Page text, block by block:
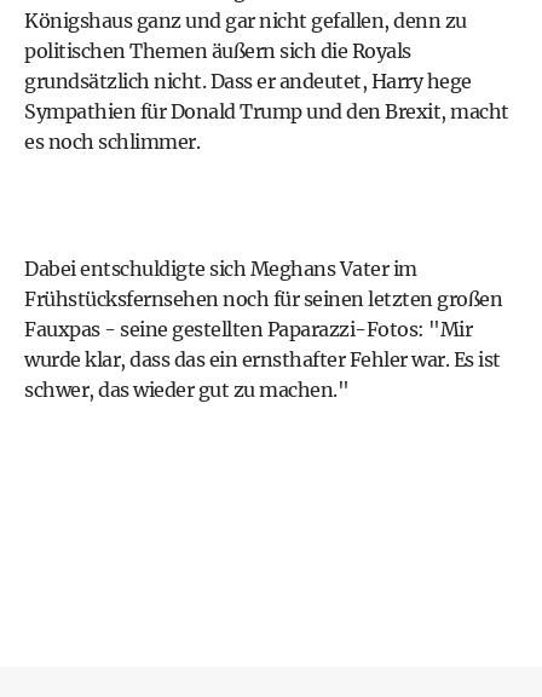
Königshaus ganz und gar nicht gefallen, denn zu
politischen Themen äußern sich die Royals
grundsätzlich nicht. Dass er andeutet, Harry hege
Sympathien für Donald Trump und den Brexit, macht
es noch schlimmer.
Dabei entschuldigte sich Meghans Vater im
Frühstücksfernsehen noch für seinen letzten großen
Fauxpas - seine gestellten Paparazzi-Fotos: "Mir
wurde klar, dass das ein ernsthafter Fehler war. Es ist
schwer, das wieder gut zu machen."